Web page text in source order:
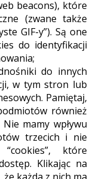
beacons), które
(zwane także
GIF-y”). Są one
do identyfikacji
do innych
w tym stron lub
Pamiętaj,
również
mamy wpływu
trzecich i nie
które
Klikając na